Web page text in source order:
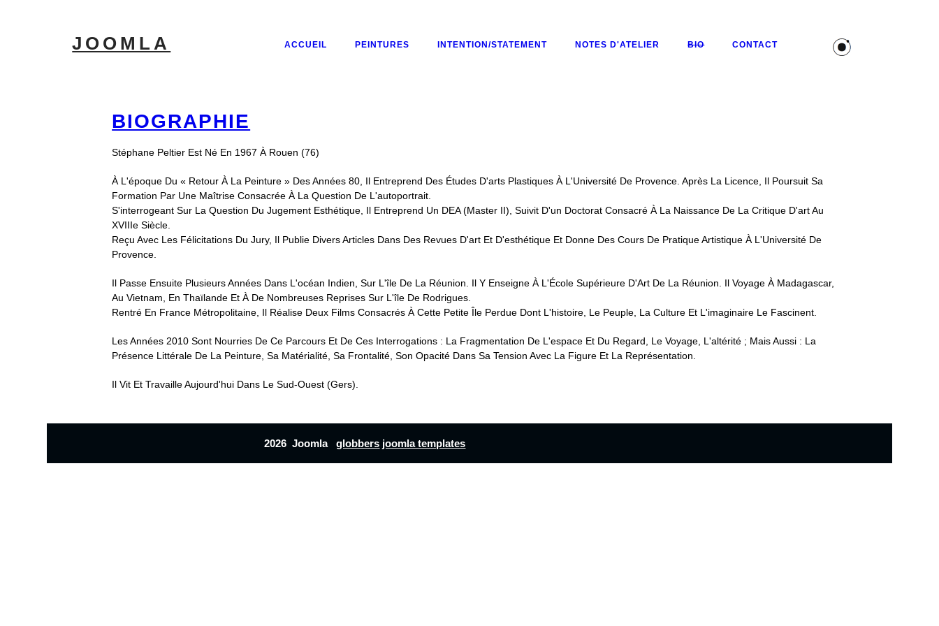
INTENTION/STATEMENT
NOTES D'ATELIER
CONTACT
JOOMLA ACCUEIL PEINTURES INTENTION/STATEMENT NOTES D'ATELIER BIO CONTACT
BIOGRAPHIE
Stéphane Peltier Est Né En 1967 À Rouen (76)
À L'époque Du « Retour À La Peinture » Des Années 80, Il Entreprend Des Études D'arts Plastiques À L'Université De Provence. Après La Licence, Il Poursuit Sa
Formation Par Une Maîtrise Consacrée À La Question De L'autoportrait.
S'interrogeant Sur La Question Du Jugement Esthétique, Il Entreprend Un DEA (Master II), Suivit D'un Doctorat Consacré À La Naissance De La Critique D'art Au
XVIIIe Siècle.
Reçu Avec Les Félicitations Du Jury, Il Publie Divers Articles Dans Des Revues D'art Et D'esthétique Et Donne Des Cours De Pratique Artistique À L'Université De
Provence.
Il Passe Ensuite Plusieurs Années Dans L'océan Indien, Sur L'île De La Réunion. Il Y Enseigne À L'École Supérieure D'Art De La Réunion. Il Voyage À Madagascar,
Au Vietnam, En Thaïlande Et À De Nombreuses Reprises Sur L'île De Rodrigues.
Rentré En France Métropolitaine, Il Réalise Deux Films Consacrés À Cette Petite Île Perdue Dont L'histoire, Le Peuple, La Culture Et L'imaginaire Le Fascinent.
Les Années 2010 Sont Nourries De Ce Parcours Et De Ces Interrogations : La Fragmentation De L'espace Et Du Regard, Le Voyage, L'altérité ; Mais Aussi : La
Présence Littérale De La Peinture, Sa Matérialité, Sa Frontalité, Son Opacité Dans Sa Tension Avec La Figure Et La Représentation.
Il Vit Et Travaille Aujourd'hui Dans Le Sud-Ouest (Gers).
2026 Joomlaglobbers joomla templates